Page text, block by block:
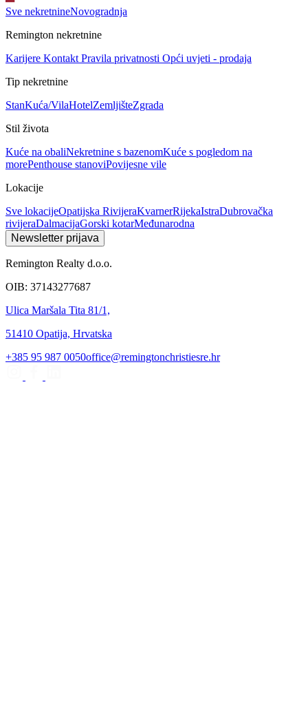
Sve nekretnineNovogradnja
Remington nekretnine
Karijere Kontakt Pravila privatnosti Opći uvjeti - prodaja
Tip nekretnine
StanKuća/VilaHotelZemljišteZgrada
Stil života
Kuće na obaliNekretnine s bazenomKuće s pogledom na
morePenthouse stanoviPovijesne vile
Lokacije
Sve lokacijeOpatijska RivijeraKvarnerRijekaIstraDubrovačka
rivijeraDalmacijaGorski kotarMeđunarodna
Newsletter prijava
Remington Realty d.o.o.
OIB: 37143277687
Ulica Maršala Tita 81/1,
51410 Opatija, Hrvatska
+385 95 987 0050office@remingtonchristiesre.hr